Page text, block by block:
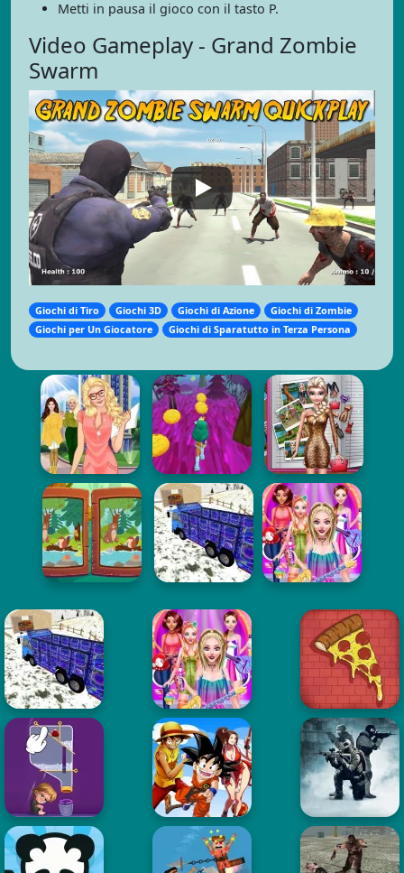
Metti in pausa il gioco con il tasto P.
Video Gameplay - Grand Zombie
Swarm
Giochi di Tiro Giochi 3D Giochi di Azione
Giochi di Zombie
Giochi per Un Giocatore
Giochi di Sparatutto in Terza Persona